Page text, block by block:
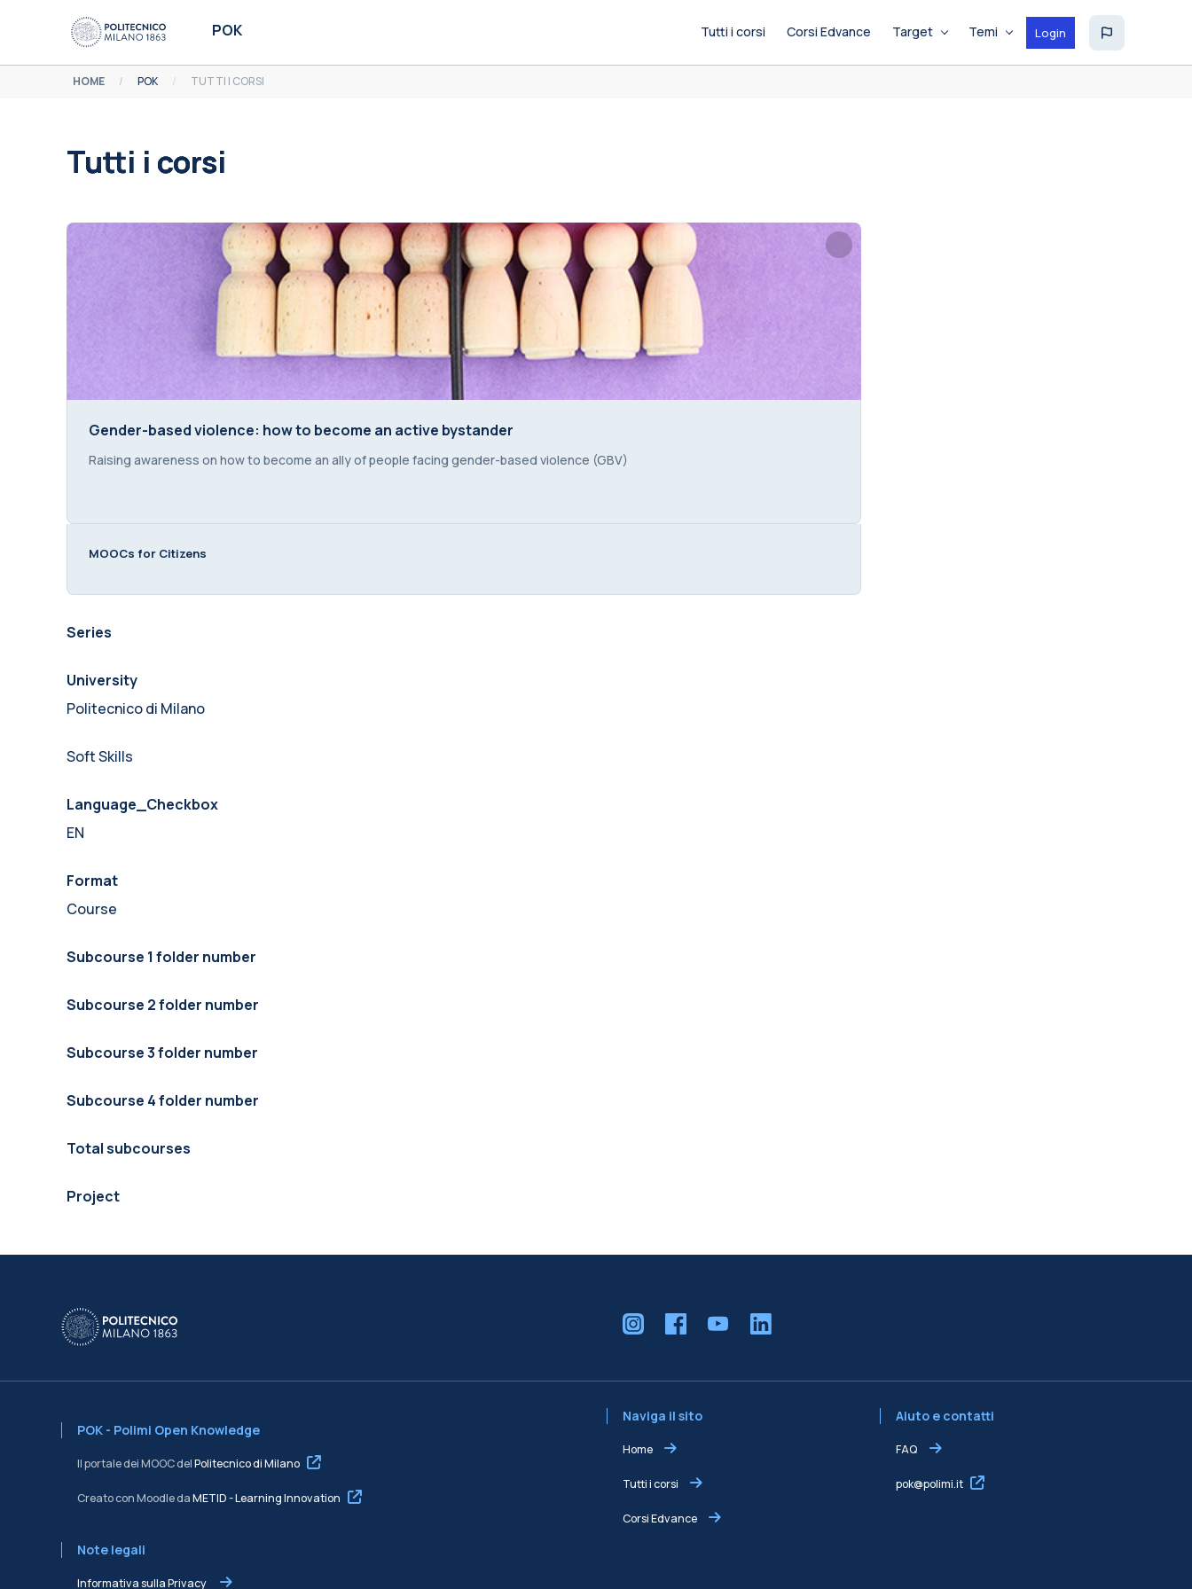
POK
Tutti i corsi Corsi Edvance Target Temi Login
HOME POK TUTTI I CORSI
Tutti i corsi
Aggregazione dei criteri
Gender-based violence: how to become an active bystander
Gender-based violence: how to become an active bystander
Course summary text:
Raising awareness on how to become an ally of people facing gender-based violence (GBV)
MOOCs for Citizens
Series
University
Politecnico di Milano
Soft Skills
Language_Checkbox
EN
Format
Course
Subcourse 1 folder number
Subcourse 2 folder number
Subcourse 3 folder number
Subcourse 4 folder number
Total subcourses
Project
POK - Polimi Open Knowledge
Il portale dei MOOC delPolitecnico di Milano
Creato con Moodle daMETID - Learning Innovation
Naviga il sito
Home
Tutti i corsi
Corsi Edvance
Aiuto e contatti
FAQ
pok@polimi.it
Note legali
Informativa sulla Privacy